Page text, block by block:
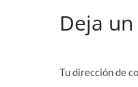
Deja
Tu dirección de